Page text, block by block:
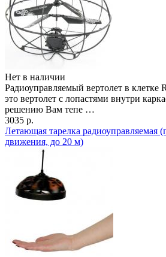
Нет в наличии
Радиоуправляемый вертолет в клетке
это вертолет с лопастями внутри
решению Вам тепе …
3035 р.
Летающая тарелка радиоуправляемая
движения, до 20 м)